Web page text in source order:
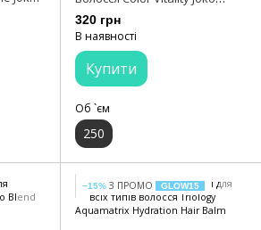
Blend 250 мл
320 грн
В наявності
Купити
Об `єм
250
−15% З ПРОМО GLOW15